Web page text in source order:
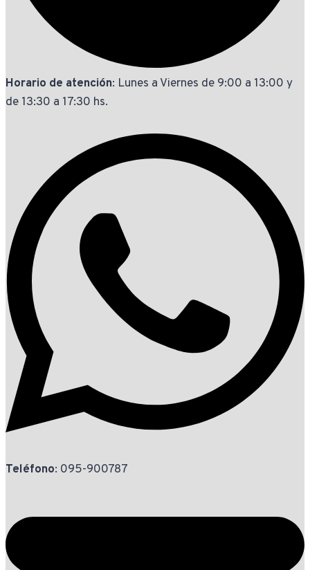
Horario de atención: Lunes a Viernes de 9:00 a 13:00 y
de 13:30 a 17:30 hs.
Teléfono: 095-900787